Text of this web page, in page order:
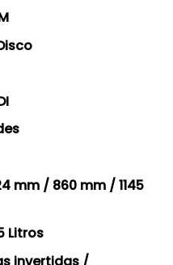
mm / 860 mm / 1145
Litros
invertidas /